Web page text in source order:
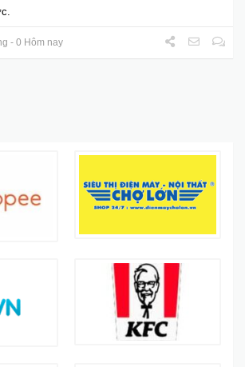
- 0 Hôm nay